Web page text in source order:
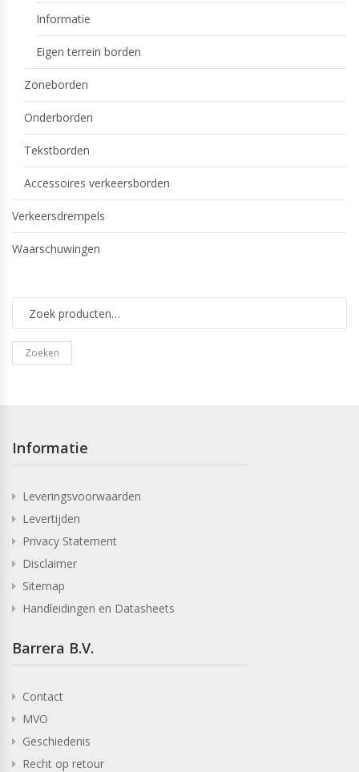
Informatie
Eigen terrein borden
Zoneborden
Onderborden
Tekstborden
Accessoires verkeersborden
Verkeersdrempels
Waarschuwingen
Zoeken
Informatie
Leveringsvoorwaarden
Levertijden
Privacy Statement
Disclaimer
Sitemap
Handleidingen en Datasheets
Barrera B.V.
Contact
MVO
Geschiedenis
Recht op retour